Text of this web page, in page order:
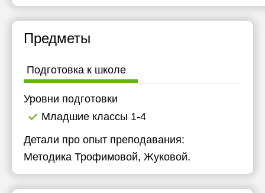
Предметы
Подготовка к школе
Уровни подготовки
Младшие классы 1-4
Детали про опыт преподавания:
Методика Трофимовой, Жуковой.